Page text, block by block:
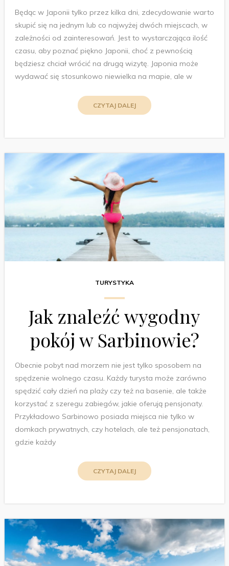
Będąc w Japonii tylko przez kilka dni, zdecydowanie warto
skupić się na jednym lub co najwyżej dwóch miejscach, w
zależności od zainteresowań. Jest to wystarczająca ilość
czasu, aby poznać piękno Japonii, choć z pewnością
będziesz chciał wrócić na drugą wizytę. Japonia może
wydawać się stosunkowo niewielka na mapie, ale w
CZYTAJ DALEJ
TURYSTYKA
Jak znaleźć wygodny
pokój w Sarbinowie?
Obecnie pobyt nad morzem nie jest tylko sposobem na
spędzenie wolnego czasu. Każdy turysta może zarówno
spędzić cały dzień na plaży czy też na basenie, ale także
korzystać z szeregu zabiegów, jakie oferują pensjonaty.
Przykładowo Sarbinowo posiada miejsca nie tylko w
domkach prywatnych, czy hotelach, ale też pensjonatach,
gdzie każdy
CZYTAJ DALEJ